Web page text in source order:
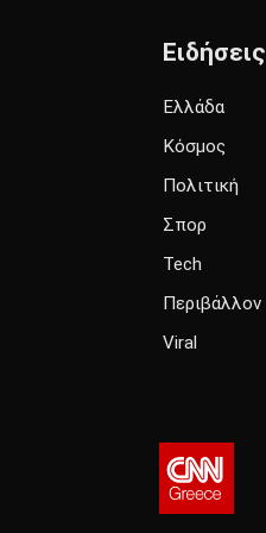
Ειδήσεις
Ελλάδα
Κόσμος
Πολιτική
Σπορ
Tech
Περιβάλλον
Viral